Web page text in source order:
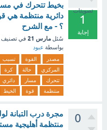
تصويتات
1
إجابة
بخيط تتحرك في
دائرية منتظمة هي
؟ - مع الشرح
سُئل مارس 21 في تصنيف
بواسطة عبود
مصدر القوة تسبب
المركزي
حالة كرة
تتحرك
مسار دائري
منتظمة
قوة الخيط
0
مجرة درب التبانة
منتظمة أهليجية